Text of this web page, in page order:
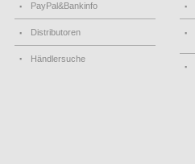
PayPal&Bankinfo
Distributoren
Händlersuche